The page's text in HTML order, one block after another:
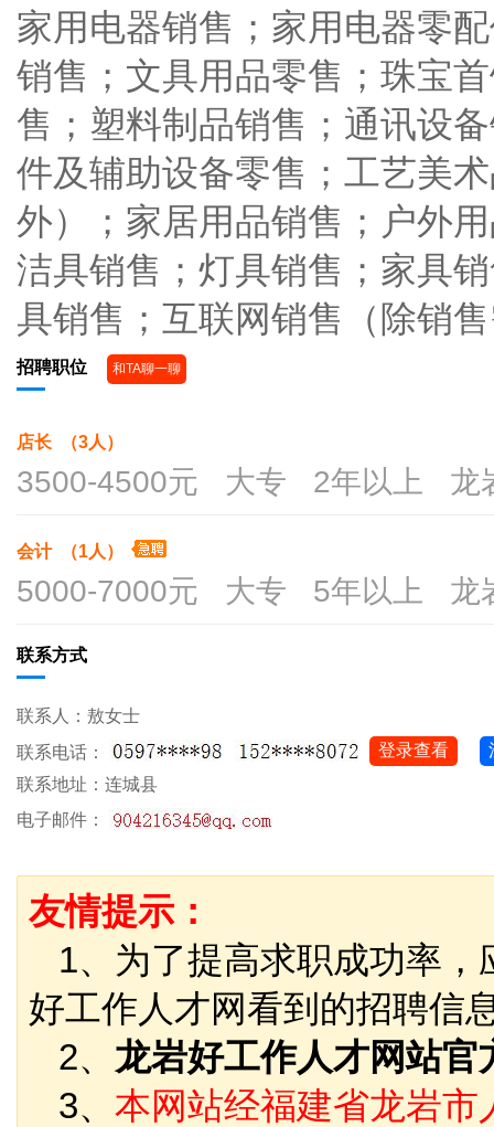
家用电器销售；家用电器零
销售；文具用品零售；珠宝
售；塑料制品销售；通讯设
件及辅助设备零售；工艺美
外）；家居用品销售；户外
洁具销售；灯具销售；家具
具销售；互联网销售（除销
招聘职位 和TA聊一聊
店长 （3人）
3500-4500元 大专 2年以上 龙
会计 （1人）
5000-7000元 大专 5年以上 龙
联系方式
联系人：敖女士
联系电话：
登录查看
联系地址：连城县
电子邮件：
友情提示：
1、为了提高求职成功率，
好工作人才网看到的招聘信
2、 龙岩好工作人才网站
3、 本网站经福建省龙岩